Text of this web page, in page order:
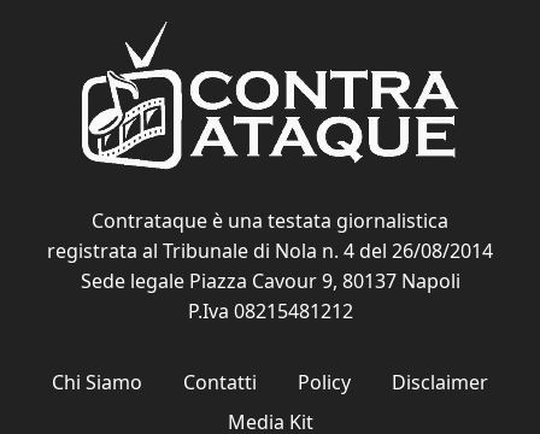
Contrataque è una testata giornalistica
registrata al Tribunale di Nola n. 4 del 26/08/2014
Sede legale Piazza Cavour 9, 80137 Napoli
P.Iva 08215481212
Chi Siamo Contatti Policy
Disclaimer
Media Kit